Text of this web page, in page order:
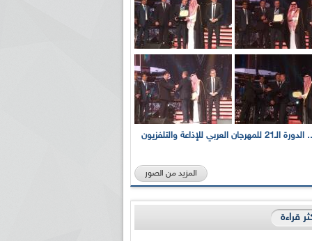
بالصور... الدورة الـ21 للمهرجان العربي للإذاعة والتلفزيون
المزيد من الصور
قراءة